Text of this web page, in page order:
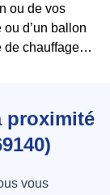
ou de vos
d’un ballon
de chauffage…
proximité
vous